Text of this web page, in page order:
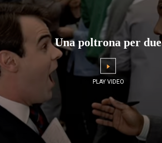
Una poltrona per due